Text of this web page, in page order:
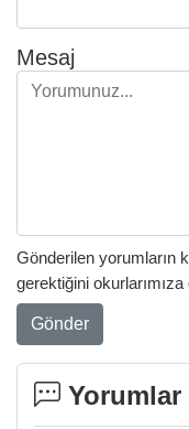
Mesaj
Gönderilen yorumların
gerektiğini okurlarımıza
Gönder
Yorumlar